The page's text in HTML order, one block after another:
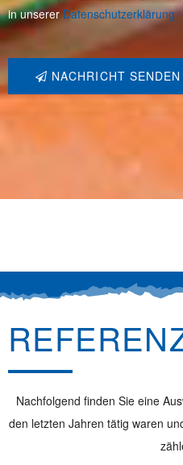
in unsererDatenschutzerklärung
NACHRICHT SENDEN
Nachfolgend finden Sie eine
den letzten Jahren tätig waren